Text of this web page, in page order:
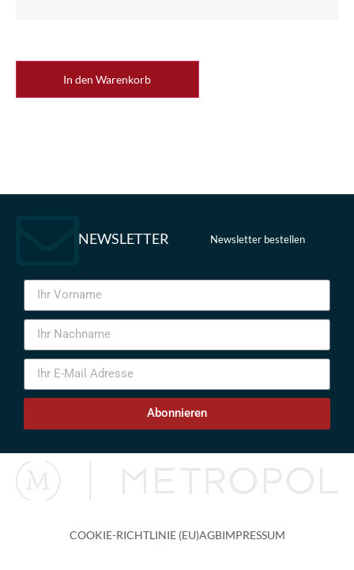
In den Warenkorb
NEWSLETTER Newsletter bestellen
Abonnieren
COOKIE-RICHTLINIE (EU)AGBIMPRESSUM